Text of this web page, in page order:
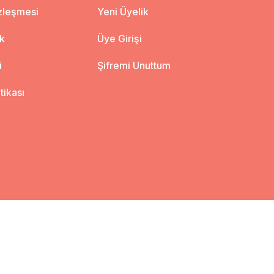
Yeni Üyelik
Üye Girişi
Şifremi Unuttum